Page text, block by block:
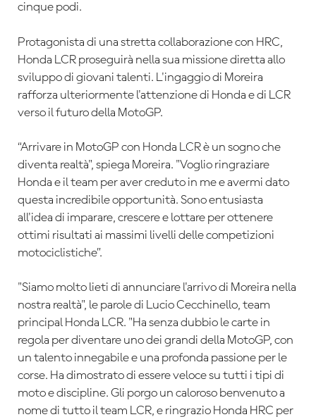
cinque podi.
Protagonista di una stretta collaborazione con HRC,
Honda LCR proseguirà nella sua missione diretta allo
sviluppo di giovani talenti. L'ingaggio di Moreira
rafforza ulteriormente l'attenzione di Honda e di LCR
verso il futuro della MotoGP.
“Arrivare in MotoGP con Honda LCR è un sogno che
diventa realtà", spiega Moreira. "Voglio ringraziare
Honda e il team per aver creduto in me e avermi dato
questa incredibile opportunità. Sono entusiasta
all'idea di imparare, crescere e lottare per ottenere
ottimi risultati ai massimi livelli delle competizioni
motociclistiche”.
"Siamo molto lieti di annunciare l'arrivo di Moreira nella
nostra realtà", le parole di Lucio Cecchinello, team
principal Honda LCR. "Ha senza dubbio le carte in
regola per diventare uno dei grandi della MotoGP, con
un talento innegabile e una profonda passione per le
corse. Ha dimostrato di essere veloce su tutti i tipi di
moto e discipline. Gli porgo un caloroso benvenuto a
nome di tutto il team LCR, e ringrazio Honda HRC per